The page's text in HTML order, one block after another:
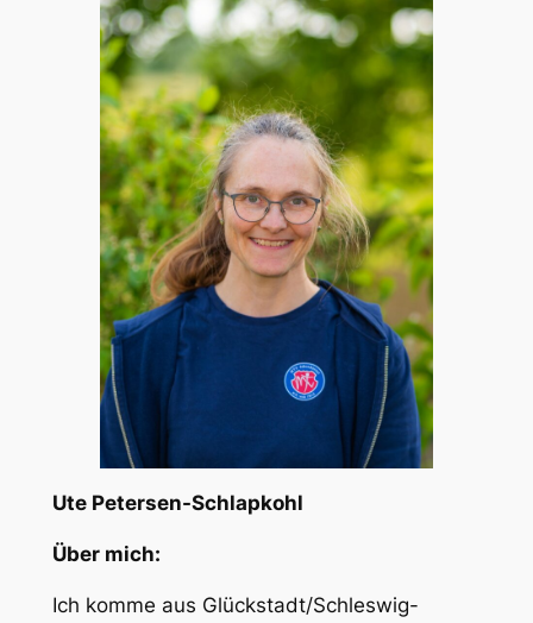
Ute Petersen-Schlapkohl
Über mich:
Ich komme aus Glückstadt/Schleswig-